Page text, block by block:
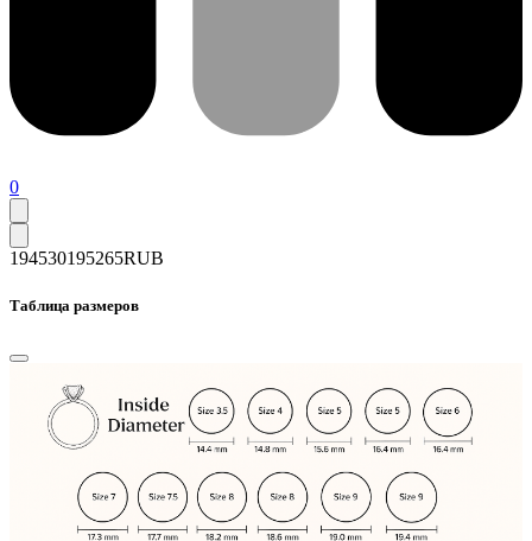
0
194530195265RUB
Таблица размеров